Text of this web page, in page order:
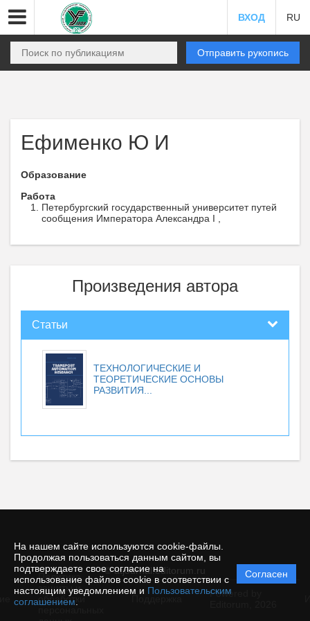
На нашем сайте используются cookie-файлы.
Продолжая пользоваться данным сайтом, вы
подтверждаете свое согласие на
использование файлов cookie в соответствии с
настоящим уведомлением и Пользовательским
соглашением
Согласен
ВХОД RU
Отправить рукопись
Ефименко Ю И
Образование
Работа
Петербургский государственный университет путей
сообщения Императора Александра I ,
Произведения автора
Статьи
ТЕХНОЛОГИЧЕСКИЕ И
ТЕОРЕТИЧЕСКИЕ ОСНОВЫ
РАЗВИТИЯ...
© atjournal.editorum.ru
Политика
защиты и
обработки
Powered by